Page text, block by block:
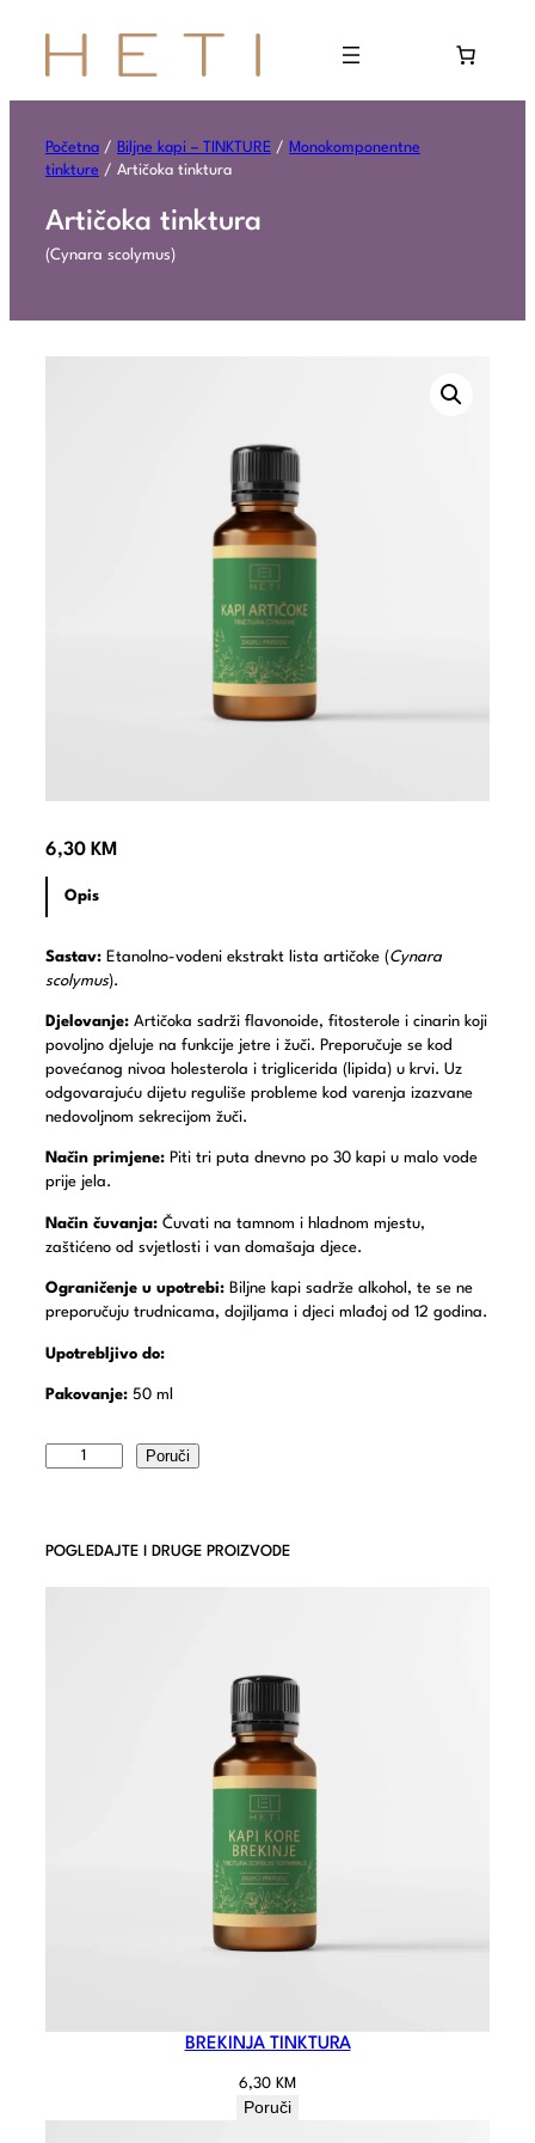
Početna / Biljne kapi – TINKTURE /
Monokomponentne
tinkture / Artičoka tinktura
Artičoka tinktura
(Cynara scolymus)
6,30 KM
Opis
Sastav: Etanolno-vodeni ekstrakt lista artičoke (Cynara
scolymus).
Djelovanje: Artičoka sadrži flavonoide, fitosterole i cinarin koji
povoljno djeluje na funkcije jetre i žuči. Preporučuje se kod
povećanog nivoa holesterola i triglicerida (lipida) u krvi. Uz
odgovarajuću dijetu reguliše probleme kod varenja izazvane
nedovoljnom sekrecijom žuči.
Način primjene: Piti tri puta dnevno po 30 kapi u malo vode
prije jela.
Način čuvanja: Čuvati na tamnom i hladnom mjestu,
zaštićeno od svjetlosti i van domašaja djece.
Ograničenje u upotrebi: Biljne kapi sadrže alkohol, te se ne
preporučuju trudnicama, dojiljama i djeci mlađoj od 12 godina.
Upotrebljivo do:
Pakovanje: 50 ml
Poruči
POGLEDAJTE I DRUGE PROIZVODE
BREKINJA TINKTURA
6,30 KM
Poruči